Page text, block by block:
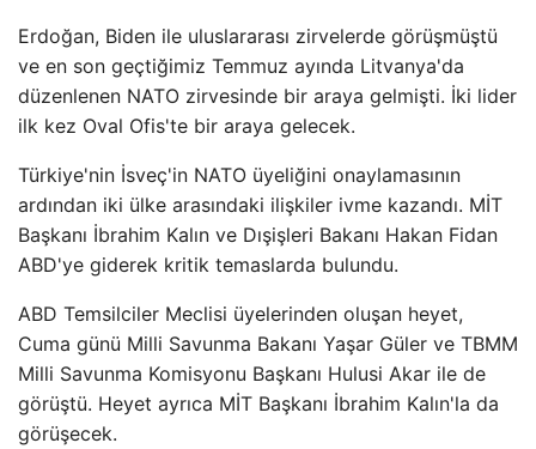
Erdoğan, Biden ile uluslararası zirvelerde görüşmüştü
ve en son geçtiğimiz Temmuz ayında Litvanya'da
düzenlenen NATO zirvesinde bir araya gelmişti. İki lider
ilk kez Oval Ofis'te bir araya gelecek.
Türkiye'nin İsveç'in NATO üyeliğini onaylamasının
ardından iki ülke arasındaki ilişkiler ivme kazandı. MİT
Başkanı İbrahim Kalın ve Dışişleri Bakanı Hakan Fidan
ABD'ye giderek kritik temaslarda bulundu.
ABD Temsilciler Meclisi üyelerinden oluşan heyet,
Cuma günü Milli Savunma Bakanı Yaşar Güler ve TBMM
Milli Savunma Komisyonu Başkanı Hulusi Akar ile de
görüştü. Heyet ayrıca MİT Başkanı İbrahim Kalın'la da
görüşecek.